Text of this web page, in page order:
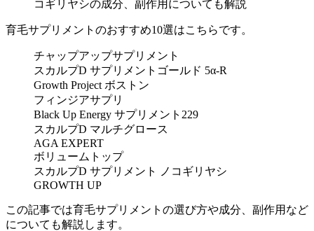
育毛サプリメントのおすすめ10選はこちらです。
チャップアップサプリメント
スカルプD サプリメントゴールド 5α-R
Growth Project ボストン
フィンジアサプリ
Black Up Energy サプリメント229
スカルプD マルチグロース
AGA EXPERT
ボリュームトップ
スカルプD サプリメント ノコギリヤシ
GROWTH UP
この記事では育毛サプリメントの選び方や成分、副作用など
についても解説します。